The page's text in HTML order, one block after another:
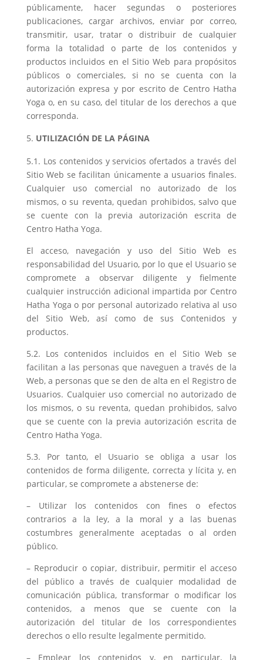
públicamente, hacer segundas o posteriores
publicaciones, cargar archivos, enviar por correo,
transmitir, usar, tratar o distribuir de cualquier
forma la totalidad o parte de los contenidos y
productos incluidos en el Sitio Web para propósitos
públicos o comerciales, si no se cuenta con la
autorización expresa y por escrito de Centro Hatha
Yoga o, en su caso, del titular de los derechos a que
corresponda.
UTILIZACIÓN DE LA PÁGINA
5.1. Los contenidos y servicios ofertados a través del
Sitio Web se facilitan únicamente a usuarios finales.
Cualquier uso comercial no autorizado de los
mismos, o su reventa, quedan prohibidos, salvo que
se cuente con la previa autorización escrita de
Centro Hatha Yoga.
El acceso, navegación y uso del Sitio Web es
responsabilidad del Usuario, por lo que el Usuario se
compromete a observar diligente y fielmente
cualquier instrucción adicional impartida por Centro
Hatha Yoga o por personal autorizado relativa al uso
del Sitio Web, así como de sus Contenidos y
productos.
5.2. Los contenidos incluidos en el Sitio Web se
facilitan a las personas que naveguen a través de la
Web, a personas que se den de alta en el Registro de
Usuarios. Cualquier uso comercial no autorizado de
los mismos, o su reventa, quedan prohibidos, salvo
que se cuente con la previa autorización escrita de
Centro Hatha Yoga.
5.3. Por tanto, el Usuario se obliga a usar los
contenidos de forma diligente, correcta y lícita y, en
particular, se compromete a abstenerse de:
– Utilizar los contenidos con fines o efectos
contrarios a la ley, a la moral y a las buenas
costumbres generalmente aceptadas o al orden
público.
– Reproducir o copiar, distribuir, permitir el acceso
del público a través de cualquier modalidad de
comunicación pública, transformar o modificar los
contenidos, a menos que se cuente con la
autorización del titular de los correspondientes
derechos o ello resulte legalmente permitido.
– Emplear los contenidos y, en particular, la